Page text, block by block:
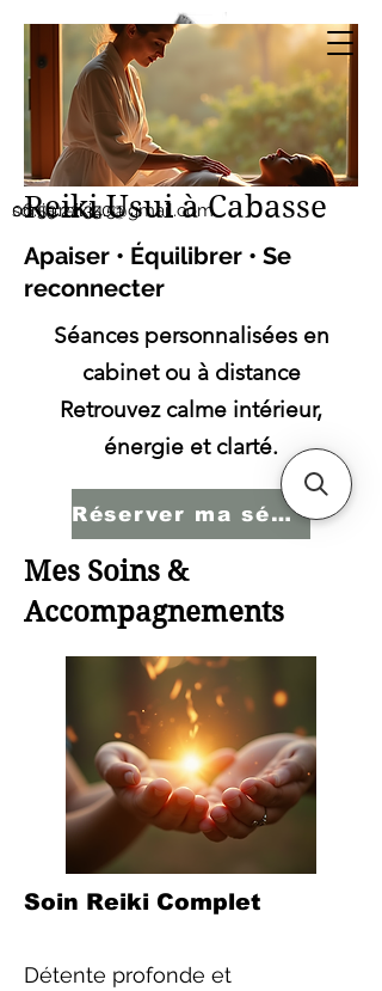
sonia.reiki50@gmail.com
06.59.22.34.51
Sonia SERBINI
Thérapeute soins
énergétiques Reiki Usui
Reiki Usui à Cabasse
Apaiser • Équilibrer • Se
reconnecter
Séances personnalisées en
cabinet ou à distance
Retrouvez calme intérieur,
énergie et clarté.
Réserver ma séance
Mes Soins &
Accompagnements
Soin Reiki Complet
Détente profonde et